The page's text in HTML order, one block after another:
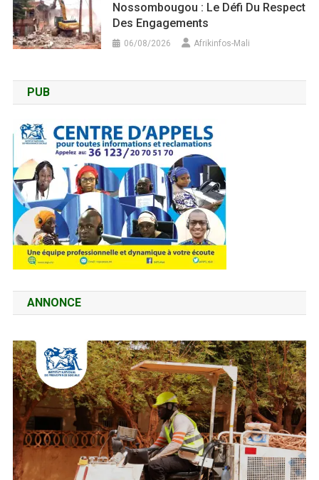
Nossombougou : Le Défi Du Respect
Des Engagements
06/08/2026 Afrikinfos-Mali
PUB
ANNONCE